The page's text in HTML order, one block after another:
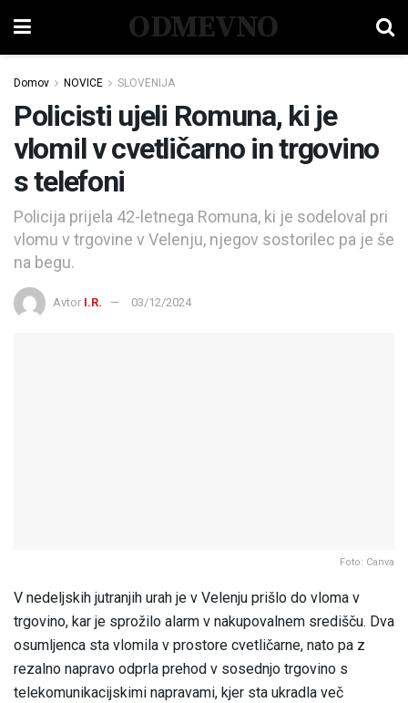
ODMEVNO
Domov NOVICE SLOVENIJA
Policisti ujeli Romuna, ki je
vlomil v cvetličarno in trgovino
s telefoni
Policija prijela 42-letnega Romuna, ki je sodeloval pri
vlomu v trgovine v Velenju, njegov sostorilec pa je še
na begu.
Avtor I.R. 03/12/2024
Foto: Canva
V nedeljskih jutranjih urah je v Velenju prišlo do vloma v
trgovino, kar je sprožilo alarm v nakupovalnem središču. Dva
osumljenca sta vlomila v prostore cvetličarne, nato pa z
rezalno napravo odprla prehod v sosednjo trgovino s
telekomunikacijskimi napravami, kjer sta ukradla več